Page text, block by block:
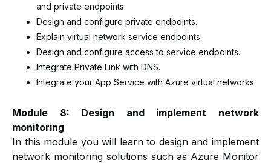
and private endpoints.
Design and configure private endpoints.
Explain virtual network service endpoints.
Design and configure access to service endpoints.
Integrate Private Link with DNS.
Integrate your App Service with Azure virtual networks.
Module 8: Design and implement network
monitoring
In this module you will learn to design and implement
network monitoring solutions such as Azure Monitor